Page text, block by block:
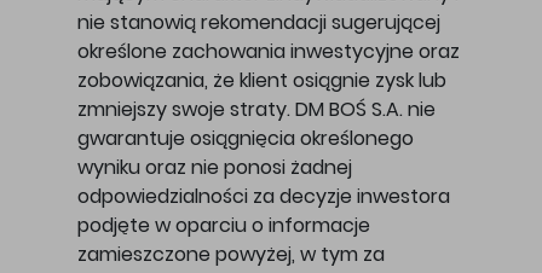
nie stanowią rekomendacji sugerującej
określone zachowania inwestycyjne oraz
zobowiązania, że klient osiągnie zysk lub
zmniejszy swoje straty. DM BOŚ S.A. nie
gwarantuje osiągnięcia określonego
wyniku oraz nie ponosi żadnej
odpowiedzialności za decyzje inwestora
podjęte w oparciu o informacje
zamieszczone powyżej, w tym za